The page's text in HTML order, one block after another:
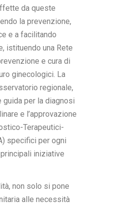
da queste
la prevenzione,
e a facilitando
istituendo una Rete
e cura di
ginecologici. La
regionale,
guida per la diagnosi
e l’approvazione
Terapeutici-
specifici per ogni
iniziative
non solo si pone
alle necessità